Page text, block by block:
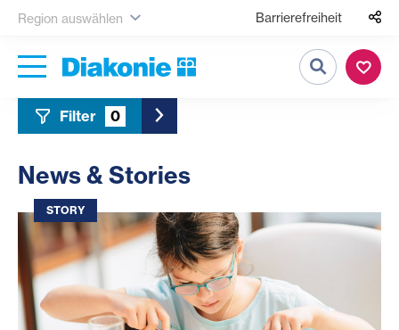
Region auswählen Barrierefreiheit
Suche
Filter 0 Toggle Sidebar Filter
News & Stories
STORY